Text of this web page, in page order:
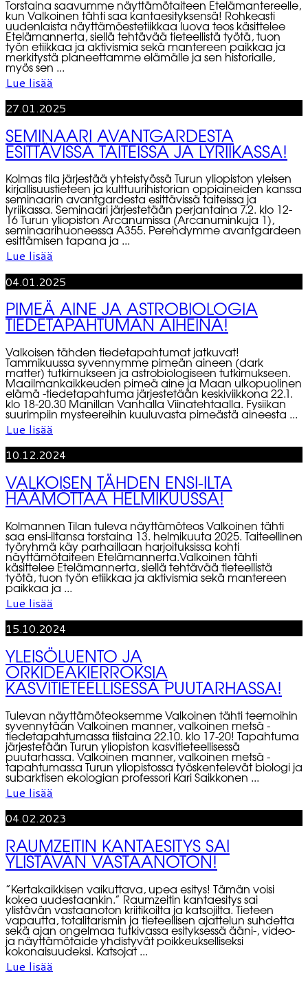
Torstaina saavumme näyttämötaiteen Etelämantereelle,
kun Valkoinen tähti saa kantaesityksensä! Rohkeasti
uudenlaista näyttämöestetiikkaa luova teos käsittelee
Etelämannerta, siellä tehtävää tieteellistä työtä, tuon
työn etiikkaa ja aktivismia sekä mantereen paikkaa ja
merkitystä planeettamme elämälle ja sen historialle,
myös sen ...
Lue lisää
27.01.2025
SEMINAARI AVANTGARDESTA
ESITTÄVISSÄ TAITEISSA JA LYRIIKASSA!
Kolmas tila järjestää yhteistyössä Turun yliopiston yleisen
kirjallisuustieteen ja kulttuurihistorian oppiaineiden kanssa
seminaarin avantgardesta esittävissä taiteissa ja
lyriikassa. Seminaari järjestetään perjantaina 7.2. klo 12-
16 Turun yliopiston Arcanumissa (Arcanuminkuja 1),
seminaarihuoneessa A355. Perehdymme avantgardeen
esittämisen tapana ja ...
Lue lisää
04.01.2025
PIMEÄ AINE JA ASTROBIOLOGIA
TIEDETAPAHTUMAN AIHEINA!
Valkoisen tähden tiedetapahtumat jatkuvat!
Tammikuussa syvennymme pimeän aineen (dark
matter) tutkimukseen ja astrobiologiseen tutkimukseen.
Maailmankaikkeuden pimeä aine ja Maan ulkopuolinen
elämä -tiedetapahtuma järjestetään keskiviikkona 22.1.
klo 18-20.30 Manillan Vanhalla Viinatehtaalla. Fysiikan
suurimpiin mysteereihin kuuluvasta pimeästä aineesta ...
Lue lisää
10.12.2024
VALKOISEN TÄHDEN ENSI-ILTA
HÄÄMÖTTÄÄ HELMIKUUSSA!
Kolmannen Tilan tuleva näyttämöteos Valkoinen tähti
saa ensi-iltansa torstaina 13. helmikuuta 2025. Taiteellinen
työryhmä käy parhaillaan harjoituksissa kohti
näyttämötaiteen Etelämannerta.Valkoinen tähti
käsittelee Etelämannerta, siellä tehtävää tieteellistä
työtä, tuon työn etiikkaa ja aktivismia sekä mantereen
paikkaa ja ...
Lue lisää
15.10.2024
YLEISÖLUENTO JA
ORKIDEAKIERROKSIA
KASVITIETEELLISESSÄ PUUTARHASSA!
Tulevan näyttämöteoksemme Valkoinen tähti teemoihin
syvennytään Valkoinen manner, valkoinen metsä -
tiedetapahtumassa tiistaina 22.10. klo 17-20! Tapahtuma
järjestetään Turun yliopiston kasvitieteellisessä
puutarhassa. Valkoinen manner, valkoinen metsä -
tapahtumassa Turun yliopistossa työskentelevät biologi ja
subarktisen ekologian professori Kari Saikkonen ...
Lue lisää
04.02.2023
RAUMZEITIN KANTAESITYS SAI
YLISTÄVÄN VASTAANOTON!
”Kertakaikkisen vaikuttava, upea esitys! Tämän voisi
kokea uudestaankin.” Raumzeitin kantaesitys sai
ylistävän vastaanoton kriitikoilta ja katsojilta. Tieteen
vapautta, totalitarismin ja tieteellisen ajattelun suhdetta
sekä ajan ongelmaa tutkivassa esityksessä ääni-, video-
ja näyttämötaide yhdistyvät poikkeukselliseksi
kokonaisuudeksi. Katsojat ...
Lue lisää